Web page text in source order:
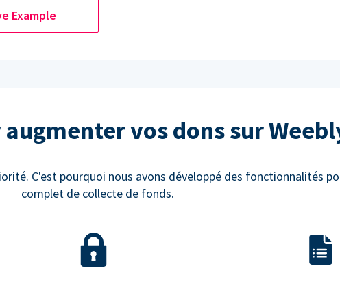
Example
vos dons sur
C'est pourquoi nous avons développé des fonctionnalités
complet de collecte de fonds.